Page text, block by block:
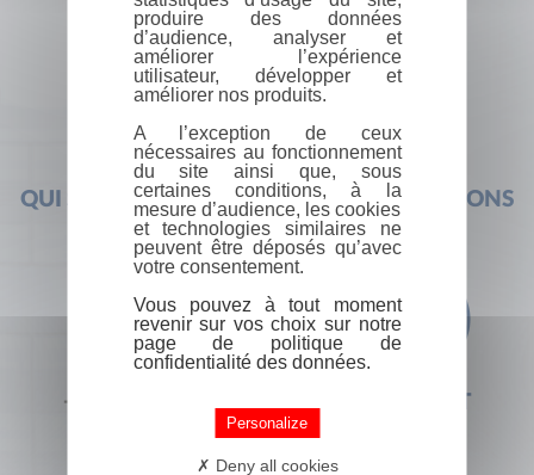
QUI SOMMES-NOUS ? FOIRE AUX QUESTIONS
+33 (0) 1 44 41 29 19 CONTACT
produire des données
d’audience, analyser et
améliorer l’expérience
utilisateur, développer et
améliorer nos produits.
A l’exception de ceux
nécessaires au fonctionnement
du site ainsi que, sous
certaines conditions, à la
mesure d’audience, les cookies
et technologies similaires ne
peuvent être déposés qu’avec
votre consentement.
Vous pouvez à tout moment
revenir sur vos choix sur notre
page de politique de
confidentialité des données.
Personalize
Deny all cookies